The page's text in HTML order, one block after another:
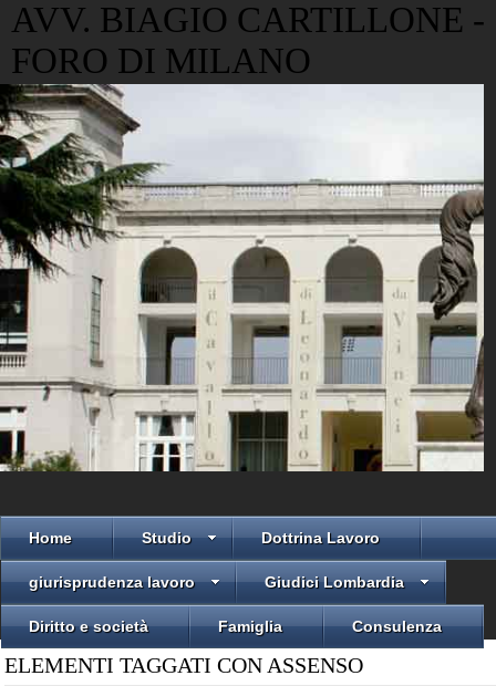
AVV. BIAGIO CARTILLONE -
FORO DI MILANO
Home Studio Dottrina Lavoro
giurisprudenza lavoro Giudici Lombardia
Diritto e società Famiglia Consulenza
ELEMENTI TAGGATI CON ASSENSO